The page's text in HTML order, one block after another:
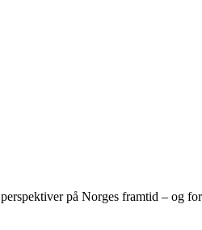
på Norges framtid – og